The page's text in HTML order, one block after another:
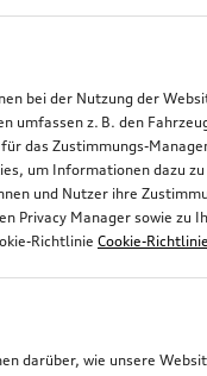
bei der Nutzung der
umfassen z. B. den
das Zustimmungs-
um Informationen dazu
und Nutzer ihre
Privacy Manager sowie zu
Richtlinie Cookie-
darüber, wie unsere